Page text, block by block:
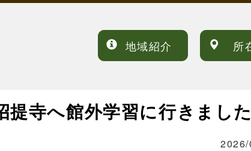
地域紹介 所
提寺へ館外学習に行きました